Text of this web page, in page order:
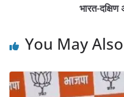
भारत-
You May